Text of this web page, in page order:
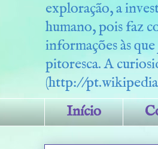
exploração, a
humano, pois faz
informações às
pitoresca. A
(http://
Início